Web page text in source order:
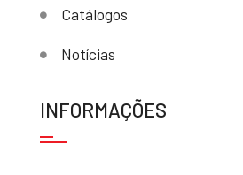
Catálogos
Notícias
INFORMAÇÕES